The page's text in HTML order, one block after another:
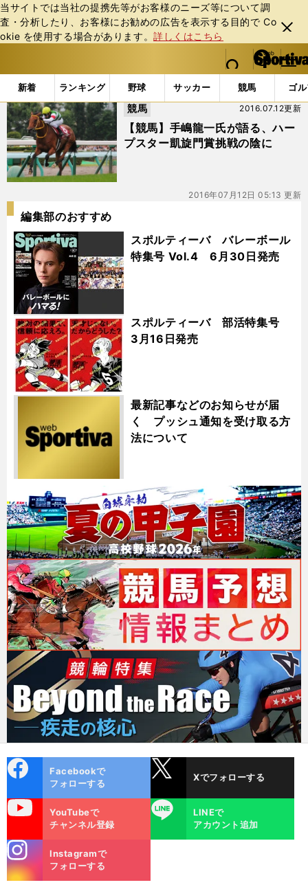
当サイトでは当社の提携先等がお客様のニーズ等について調
査・分析したり、お客様にお勧めの広告を表⽰する⽬的で Co
okie を使⽤する場合があります。詳しくはこちら
閉じ
る
web Sportiva (webスポルティーバ)
検索
マイペ
ー
ジ
メニュ
新着 ランキング 野球 サッカー 競馬 ゴ
b
ス
ポ
ル
テ
ィ
ー
バ
「#ロンシャン」の最新ニュース・ 情報
【競馬】手嶋龍一氏が語る、ハー
プスター凱旋門賞挑戦の陰に
2016.07.12更新
競馬
2016年07月12日 05:13 更新
編集部のおすすめ
スポルティーバ バレーボール
特集号 Vol.4 6月30日発売
スポルティーバ 部活特集号
3月16日発売
最新記事などのお知らせが届
く プッシュ通知を受け取る方
法について
ok
Facebookで
フォローする
Xでフォローする
YouTubeで
チャンネル登録
LINE
LINEで
アカウント追加
m
Instagramで
フォローする